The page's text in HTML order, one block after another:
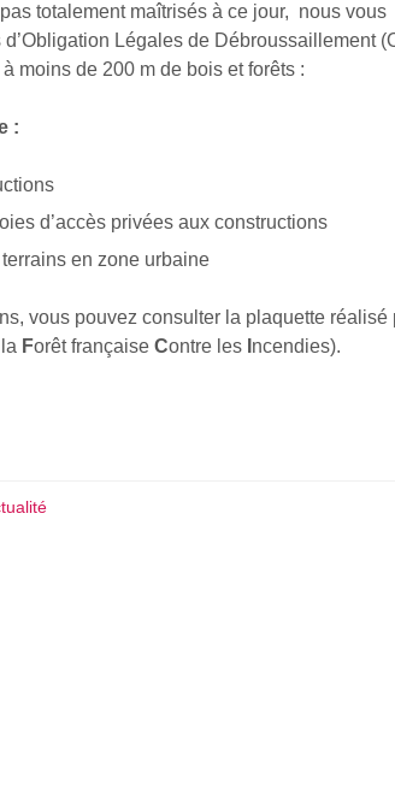
totalement maîtrisés à ce jour, nous vous
Légales de Débroussaillement
moins de 200 m de bois et forêts :
:
d’accès privées aux constructions
en zone urbaine
vous pouvez consulter la plaquette réalisé
Forêt françaiseContre les ncendies).